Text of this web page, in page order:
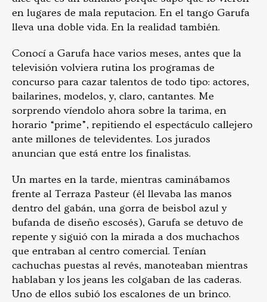
en lugares de mala reputacion. En el tango Garufa
lleva una doble vida. En la realidad también.
Conocí a Garufa hace varios meses, antes que la
televisión volviera rutina los programas de
concurso para cazar talentos de todo tipo: actores,
bailarines, modelos, y, claro, cantantes. Me
sorprendo víendolo ahora sobre la tarima, en
horario “prime”, repitiendo el espectáculo callejero
ante millones de televidentes. Los jurados
anuncian que está entre los finalistas.
Un martes en la tarde, mientras caminábamos
frente al Terraza Pasteur (él llevaba las manos
dentro del gabán, una gorra de beisbol azul y
bufanda de diseño escosés), Garufa se detuvo de
repente y siguió con la mirada a dos muchachos
que entraban al centro comercial. Tenían
cachuchas puestas al revés, manoteaban mientras
hablaban y los jeans les colgaban de las caderas.
Uno de ellos subió los escalones de un brinco.